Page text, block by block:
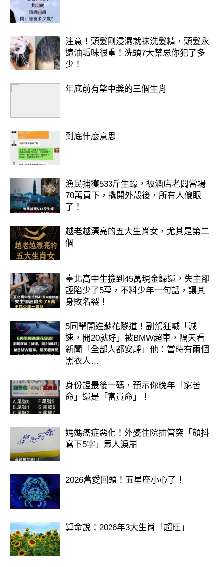
注意！頭髮剛浸濕就抹洗髮精，頭髮永
遠油垢味很重！洗頭7大禁忌你犯了多
少！
年底前有望中獎的三個生肖
到底什麼意思
漁民捕獲533斤生蠔，被酒店老闆當場
70萬買下，撬開外殼後，所有人傻眼
了！
越老越漂亮的五大生肖女，尤其是第二
個
臺北高中生撿到45萬現金歸還，失主卻
誣陷少了5萬，不料少年一句話，讓其
身敗名裂！
5同學開進蘇花隧道！副駕狂喊「減
速，開20就好」被BMW超車，隔天看
新聞「全部人都安靜」他：當時有兩個
黑衣人…
身份證最後一碼，預示你晚年「窮苦
命」還是「富貴命」！
媽媽癌症惡化！外婆住院插管突「顫抖
寫下5字」眾人淚崩
2026舊愛回頭！五星座小心了！
算命說：2026年3大生肖「超旺」